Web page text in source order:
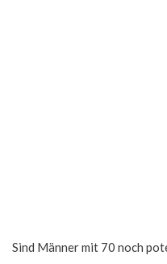
Sind Männer mit 70 noch